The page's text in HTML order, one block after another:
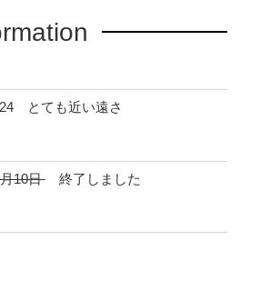
とても近い遠さ
10日
終了しました